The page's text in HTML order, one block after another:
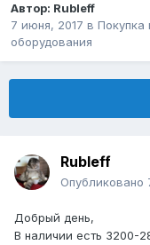
Автор: Rubleff
7 июня, 2017 в Покупка
оборудования
Rubleff
Опубликовано
Добрый день,
В наличии есть 3200-